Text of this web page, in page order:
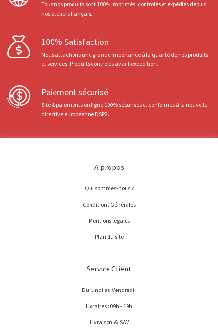
Tous nos produits sont 100% imprimés, contrôlés et expédiés depuis
nos ateliers français.
100% Satisfaction
Nous attachons une grande importance à la qualité de nos produits
et services. Produits contrôlés avant expédition.
Paiement sécurisé
Site & paiements en ligne 100% sécurisés et conformes à la nouvelle
directive européenne DSP2.
A propos
Qui sommes-nous ?
Conditions Générales
Mentions légales
Plan du site
Service Client
Du lundi au Vendredi :
Horaires : 09h - 19h
Livraison & SAV